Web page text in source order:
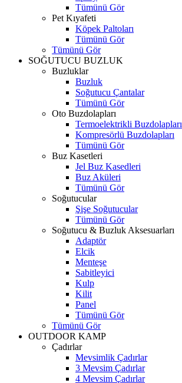
Tümünü Gör
Pet Kıyafeti
Köpek Paltoları
Tümünü Gör
Tümünü Gör
SOĞUTUCU BUZLUK
Buzluklar
Buzluk
Soğutucu Çantalar
Tümünü Gör
Oto Buzdolapları
Termoelektrikli Buzdolapları
Kompresörlü Buzdolapları
Tümünü Gör
Buz Kasetleri
Jel Buz Kasedleri
Buz Aküleri
Tümünü Gör
Soğutucular
Şişe Soğutucular
Tümünü Gör
Soğutucu & Buzluk Aksesuarları
Adaptör
Elcik
Menteşe
Sabitleyici
Kulp
Kilit
Panel
Tümünü Gör
Tümünü Gör
OUTDOOR KAMP
Çadırlar
Mevsimlik Çadırlar
3 Mevsim Çadırlar
4 Mevsim Çadırlar